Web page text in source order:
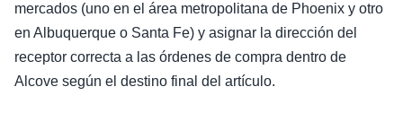
mercados (uno en el área metropolitana de Phoenix y otro
en Albuquerque o Santa Fe) y asignar la dirección del
receptor correcta a las órdenes de compra dentro de
Alcove según el destino final del artículo.